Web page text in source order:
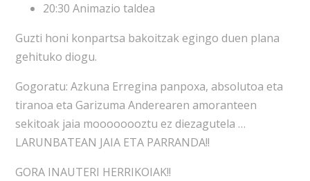
20:30 Animazio taldea
Guzti honi konpartsa bakoitzak egingo duen plana
gehituko diogu.
Gogoratu: Azkuna Erregina panpoxa, absolutoa eta
tiranoa eta Garizuma Anderearen amoranteen
sekitoak jaia moooooooztu ez diezagutela …
LARUNBATEAN JAIA ETA PARRANDA!!
GORA INAUTERI HERRIKOIAK!!